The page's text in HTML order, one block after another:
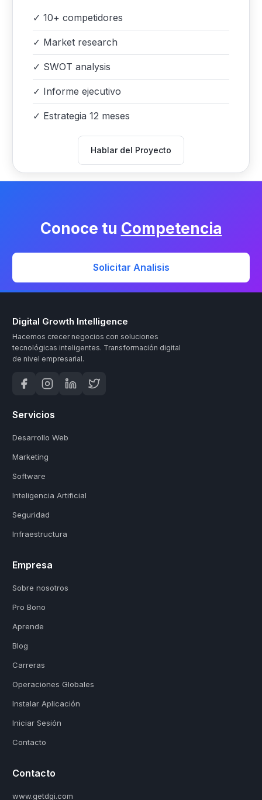
✓ 10+ competidores
✓ Market research
✓ SWOT analysis
✓ Informe ejecutivo
✓ Estrategia 12 meses
Hablar del Proyecto
Conoce tu Competencia
Solicitar Analisis
Digital Growth Intelligence
Hacemos crecer negocios con soluciones
tecnológicas inteligentes. Transformación digital
de nivel empresarial.
Servicios
Desarrollo Web
Marketing
Software
Inteligencia Artificial
Seguridad
Infraestructura
Empresa
Sobre nosotros
Pro Bono
Aprende
Blog
Carreras
Operaciones Globales
Instalar Aplicación
Iniciar Sesión
Contacto
Contacto
www.getdgi.com